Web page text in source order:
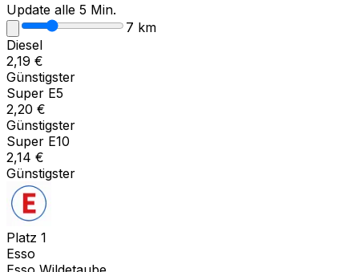
Update alle 5 Min.
7 km
Diesel
2,19 €
Günstigster
Super E5
2,20 €
Günstigster
Super E10
2,14 €
Günstigster
Platz 1
Esso